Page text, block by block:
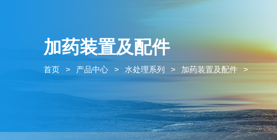
加药装置及配件
首页 > 产品中心 > 水处理系列 > 加药装置及配件 >